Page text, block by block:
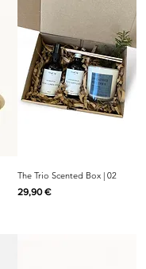
The Trio Scented Box | 02
Cijena
29,90 €